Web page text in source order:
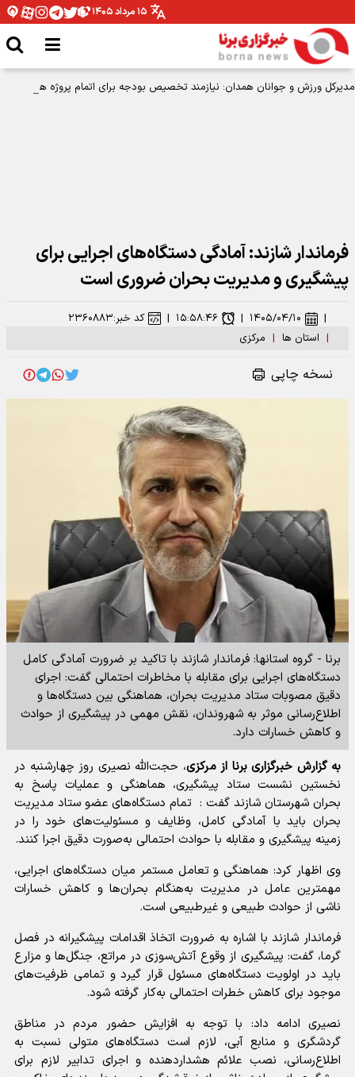
۱۵ مرداد ۱۴۰۵
مدیرکل ورزش و جوانان همدان: نیازمند تخصیص بودجه برای اتمام پروژه ها هستیم
فرماندار شازند: آمادگی دستگاه‌های اجرایی برای
پیشگیری و مدیریت بحران ضروری است
| استان ها | مرکزی
| ۱۴۰۵/۰۴/۱۰ | ۱۵:۵۸:۴۶ | کد خبر:۲۳۶۰۸۸۳
نسخه چاپی
برنا - گروه استانها: فرماندار شازند با تاکید بر ضرورت آمادگی کامل
دستگاه‌های اجرایی برای مقابله با مخاطرات احتمالی گفت: اجرای
دقیق مصوبات ستاد مدیریت بحران، هماهنگی بین دستگاه‌ها و
اطلاع‌رسانی موثر به شهروندان، نقش مهمی در پیشگیری از حوادث
و کاهش خسارات دارد.
به گزارش خبرگزاری برنا از مرکزی، حجت‌الله نصیری روز چهارشنبه در
نخستین نشست ستاد پیشگیری، هماهنگی و عملیات پاسخ به
بحران شهرستان شازند گفت : تمام دستگاه‌های عضو ستاد مدیریت
بحران باید با آمادگی کامل، وظایف و مسئولیت‌های خود را در
زمینه پیشگیری و مقابله با حوادث احتمالی به‌صورت دقیق اجرا کنند.
وی اظهار کرد: هماهنگی و تعامل مستمر میان دستگاه‌های اجرایی،
مهمترین عامل در مدیریت به‌هنگام بحران‌ها و کاهش خسارات
ناشی از حوادث طبیعی و غیرطبیعی است.
فرماندار شازند با اشاره به ضرورت اتخاذ اقدامات پیشگیرانه در فصل
گرما، گفت: پیشگیری از وقوع آتش‌سوزی در مراتع، جنگل‌ها و مزارع
باید در اولویت دستگاه‌های مسئول قرار گیرد و تمامی ظرفیت‌های
موجود برای کاهش خطرات احتمالی به‌کار گرفته شود.
نصیری ادامه داد: با توجه به افزایش حضور مردم در مناطق
گردشگری و منابع آبی، لازم است دستگاه‌های متولی نسبت به
اطلاع‌رسانی، نصب علائم هشداردهنده و اجرای تدابیر لازم برای